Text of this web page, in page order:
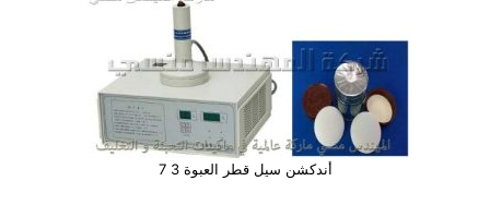
أندكشن سيل قطر العبوة 3 7